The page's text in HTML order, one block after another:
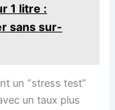
1 litre :
sans sur-
un “stress test”
un taux plus